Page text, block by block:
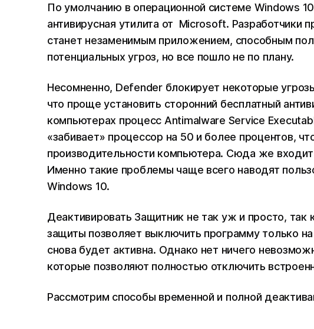
По умолчанию в операционной системе Windows
антивирусная утилита от Microsoft. Разработчики
станет незаменимым приложением, способным
потенциальных угроз, но все пошло не по плану.
Несомненно, Defender блокирует некоторые
что проще установить сторонний бесплатный
компьютерах процесс Antimalware Service
«забивает» процессор на 50 и более процентов,
производительности компьютера. Сюда же
Именно такие проблемы чаще всего наводят
Windows 10.
Деактивировать Защитник не так уж и просто, так
защиты позволяет выключить программу только
снова будет активна. Однако нет ничего
которые позволяют полностью отключить
Рассмотрим способы временной и полной